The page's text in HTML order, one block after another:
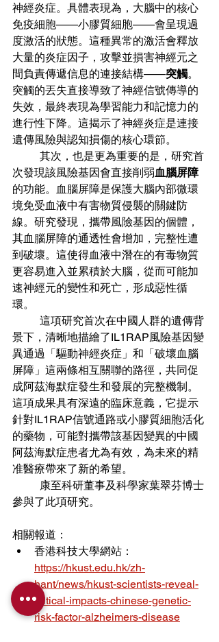
神經炎症。具體表現為，大腦中的核心
免疫細胞——小膠質細胞——會呈現過
度激活的狀態。這種異常的激活會釋放
大量的炎症因子，攻擊並損害神經元之
間負責傳遞信息的連接結構——突觸。
突觸的丟失直接導致了神經信號傳導的
失效，最終表現為學習能力和記憶力的
進行性下降。這揭示了神經炎症是連接
遺傳風險與認知損傷的核心環節。
次發現該風險基因會直接削弱血腦屏障
的功能。血腦屏障是保護大腦內部微環
境免受血液中有害物質侵襲的關鍵防
線。研究發現，攜帶風險基因的個體，
其血腦屏障的通透性會增加，完整性遭
到破壞。這使得血液中潛在的有毒物質
更容易進入並累積於大腦，從而可能加
速神經元的變性和死亡，形成惡性循
環。
景下，清晰地描繪了IL1RAP風險基因變
異通過「驅動神經炎症」和「破壞血腦
屏障」這兩條相互關聯的路徑，共同促
成阿茲海默症發生和發展的完整機制。
這項成果具有深遠的臨床意義，它提示
針對IL1RAP信號通路或小膠質細胞活化
的藥物，可能對攜帶該基因變異的中國
阿茲海默症患者尤為有效，為未來的精
准醫療帶來了新的希望。
	康至科研
董事及科學家葉翠芬博士
參與了此項研究。
相關報道：
香港科技大學網站：
https://hkust.edu.hk/zh-
hant/news/hkust-scientists-reveal-
critical-impacts-chinese-genetic-
risk-factor-alzheimers-disease